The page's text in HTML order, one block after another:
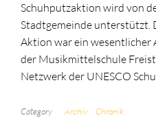
Schuhputzaktion wird von
Stadtgemeinde unterstützt.
Aktion war ein wesentlicher
der Musikmittelschule
Netzwerk der UNESCO
Category Archiv Chronik